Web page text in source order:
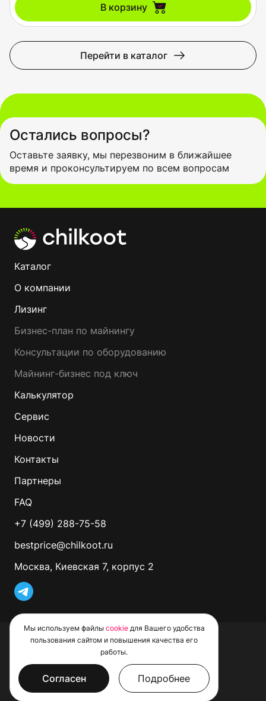
В корзину
Перейти в каталог
Остались вопросы?
Оставьте заявку, мы перезвоним в ближайшее
время и проконсультируем по всем вопросам
Каталог
О компании
Лизинг
Бизнес-план по майнингу
Консультации по оборудованию
Майнинг-бизнес под ключ
Калькулятор
Сервис
Новости
Контакты
Партнеры
FAQ
+7 (499) 288-75-58
bestprice@chilkoot.ru
Москва, Киевская 7, корпус 2
© 2026 CHILKOOT. Все права защищены
Политика обработки файлов Cookie
Пользовательское соглашение
Политика конфиденциальности
Условия проведения рекламных акций
Не является публичной офертой
Мы используем файлы cookieдля Вашего удобства
пользования сайтом и повышения качества его
работы.
Согласен Подробнее